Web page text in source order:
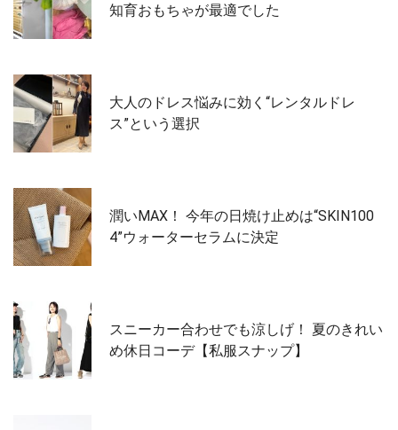
知育おもちゃが最適でした
大人のドレス悩みに効く“レンタルドレ
ス”という選択
潤いMAX！ 今年の日焼け止めは“SKIN100
4”ウォーターセラムに決定
スニーカー合わせでも涼しげ！ 夏のきれい
め休日コーデ【私服スナップ】